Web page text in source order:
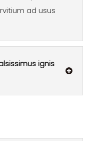
ad usus
ignis